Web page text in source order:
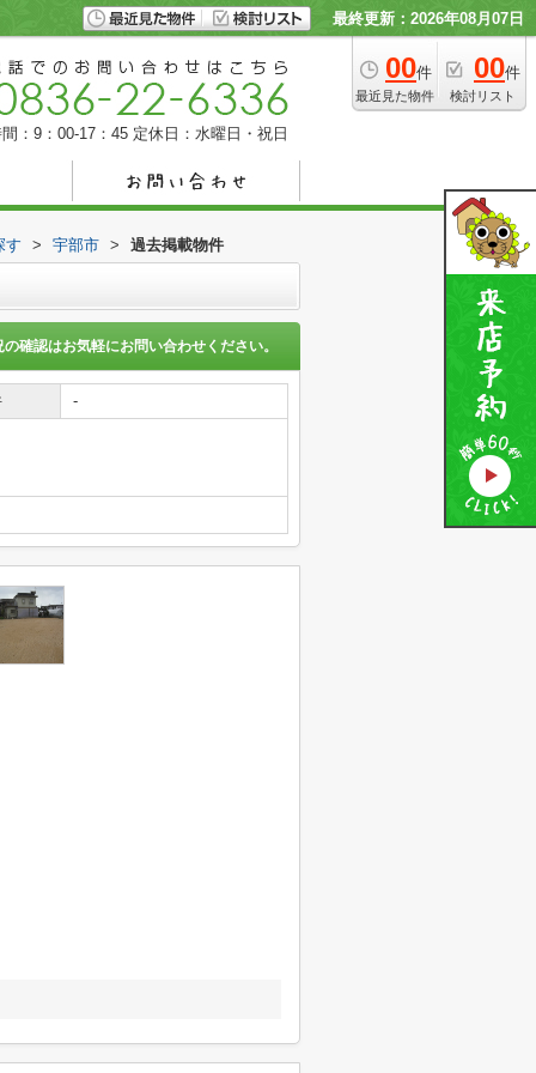
最終更新：2026年08月07日
00件
最近見た物件
00件
検討リスト
：9：00-17：45 定休日：水曜日・祝日
す > 宇部市 > 過去掲載物件
の確認はお気軽にお問い合わせください。
-